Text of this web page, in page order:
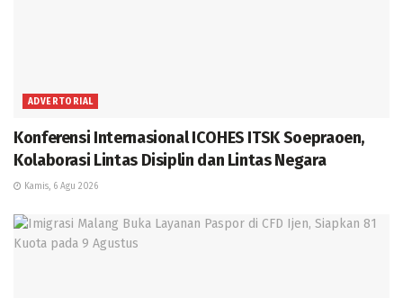
ADVERTORIAL
Konferensi Internasional ICOHES ITSK Soepraoen,
Kolaborasi Lintas Disiplin dan Lintas Negara
Kamis, 6 Agu 2026